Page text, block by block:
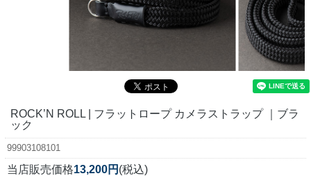
ROCK’N ROLL | フラットロープ カメラストラップ ｜ブラ
ック
99903108101
当店販売価格13,200円 (税込)